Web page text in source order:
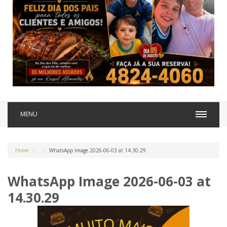
MENU
Home WhatsApp Image 2026-06-03 at 14.30.29
WhatsApp Image 2026-06-03 at
14.30.29